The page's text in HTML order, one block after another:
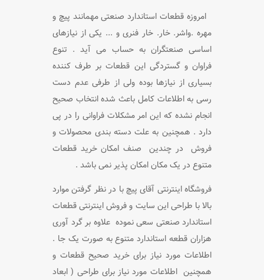
امروزه قطعات استاندارد صنعتی مهمانند پیچ و
مهره .واشر. خار. خار فنری و ... یکی از نیازهای
اساسی صنعتگران به حساب می آید . تنوع
فراوان و گستردگی این قطعات بر طرف کننده
بسیاری از نیازها بوده ولی از طرفی عدم دست
رسی به اطلاعات کامل باعث شده انتخاب صحیح
انجام نشده که این امر مشکلات فراوانی را در پی
دارد . همچنین به علت دسته بندی محصولات و
فروش در چندین صنف امکان خرید قطعات
متنوع در یک مکان امکان پذیر نمی باشد .
فروشگاه اینترنتی آقای پیچ با در نظر گرفتن موارد
بالا با طراحی این سایت و فروش اینترنتی قطعات
استاندارد صنعتی سعی نمودهعلاوه بر گرد آوری
هزاران قطعه استاندارد متنوع به صورت یک جا .
اطلاعات مورد نیاز برای خرید صحیح قطعات و
همچنیناطلاعات مورد نیاز برای طراحی ( ابعاد